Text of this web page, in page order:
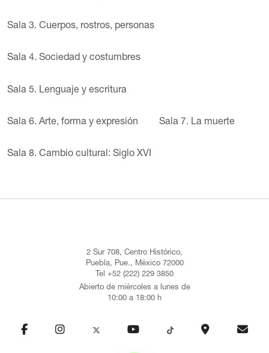
Sala 3. Cuerpos, rostros, personas
Sala 4. Sociedad y costumbres
Sala 5. Lenguaje y escritura
Sala 6. Arte, forma y expresión Sala 7. La muerte
Sala 8. Cambio cultural: Siglo XVI
2 Sur 708, Centro Histórico,
Puebla, Pue., México 72000
Tel +52 (222) 229 3850
Abierto de miércoles a lunes de
10:00 a 18:00 h